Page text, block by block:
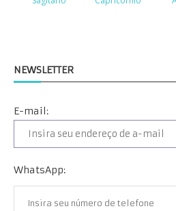
NEWSLETTER
E-mail:
WhatsApp: